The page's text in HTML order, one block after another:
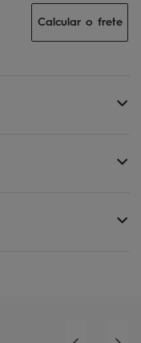
Calcular o frete